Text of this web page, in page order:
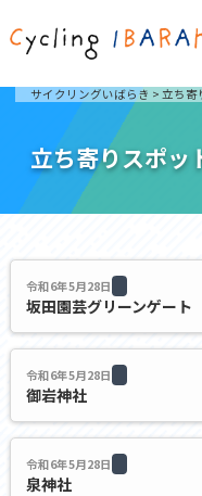
サイクリングいばらき > 立ち寄
立ち寄りスポッ
令和6年5月28日
坂田園芸グリーンゲート
令和6年5月28日
御岩神社
令和6年5月28日
泉神社